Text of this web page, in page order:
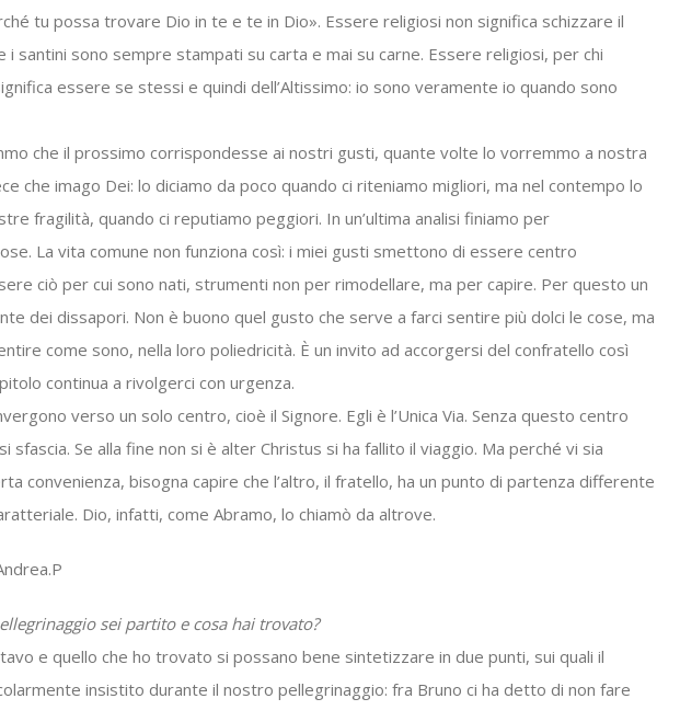
tu possa trovare Dio in te e te in Dio». Essere religiosi non significa schizzare il
santini sono sempre stampati su carta e mai su carne. Essere religiosi, per chi
essere se stessi e quindi dell’Altissimo: io sono veramente io quando sono
che il prossimo corrispondesse ai nostri gusti, quante volte lo vorremmo a nostra
che imago Dei: lo diciamo da poco quando ci riteniamo migliori, ma nel contempo lo
fragilità, quando ci reputiamo peggiori. In un’ultima analisi finiamo per
La vita comune non funziona così: i miei gusti smettono di essere centro
ciò per cui sono nati, strumenti non per rimodellare, ma per capire. Per questo un
dei dissapori. Non è buono quel gusto che serve a farci sentire più dolci le cose, ma
come sono, nella loro poliedricità. È un invito ad accorgersi del confratello così
continua a rivolgerci con urgenza.
verso un solo centro, cioè il Signore. Egli è l’Unica Via. Senza questo centro
sfascia. Se alla fine non si è alter Christus si ha fallito il viaggio. Ma perché vi sia
convenienza, bisogna capire che l’altro, il fratello, ha un punto di partenza differente
Dio, infatti, come Abramo, lo chiamò da altrove.
sei partito e cosa hai trovato?
e quello che ho trovato si possano bene sintetizzare in due punti, sui quali il
insistito durante il nostro pellegrinaggio: fra Bruno ci ha detto di non fare